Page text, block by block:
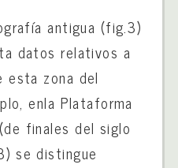
antigua (fig.3)
datos relativos a
esta zona del
enla Plataforma
finales del siglo
se distingue